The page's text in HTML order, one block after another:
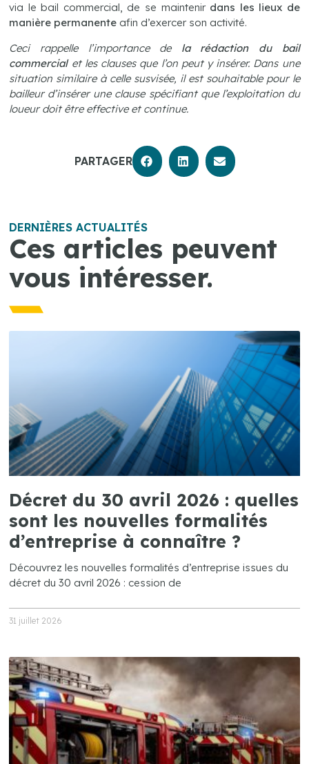
via le bail commercial, de se maintenir dans les lieux de
manière permanente afin d’exercer son activité.
Ceci rappelle l’importance de la rédaction du bail
commercialet les clauses que l’on peut y insérer. Dans une
situation similaire à celle susvisée, il est souhaitable pour le
bailleur d’insérer une clause spécifiant que l’exploitation du
loueur doit être effective et continue.
PARTAGER
DERNIÈRES ACTUALITÉS
Ces articles peuvent
vous intéresser.
Décret du 30 avril 2026 : quelles
sont les nouvelles formalités
d’entreprise à connaître ?
Découvrez les nouvelles formalités d’entreprise issues du
décret du 30 avril 2026 : cession de
31 juillet 2026